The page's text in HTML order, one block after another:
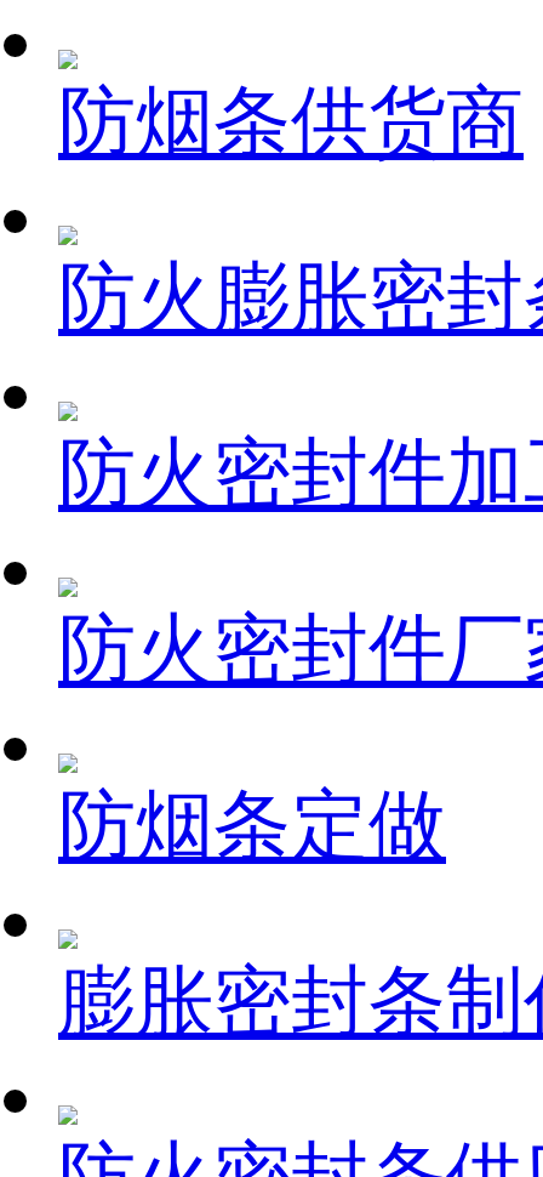
防烟条供货商
防火膨胀密
防火密封件加
防火密封件
防烟条定做
膨胀密封条